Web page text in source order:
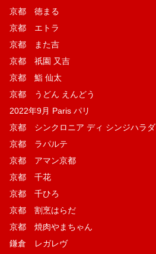
京都 徳まる
京都 エトラ
京都 また吉
京都 祇園 又吉
京都 鮨 仙太
京都 うどん えんどう
2022年9月 Paris パリ
京都 シンクロニア ディ シンジハラダ
京都 ラパルテ
京都 アマン京都
京都 千花
京都 千ひろ
京都 割烹はらだ
京都 焼肉やまちゃん
鎌倉 レガレヴ